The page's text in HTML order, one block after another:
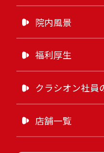
院内風景
福利厚生
クラシオン社員
店舗一覧